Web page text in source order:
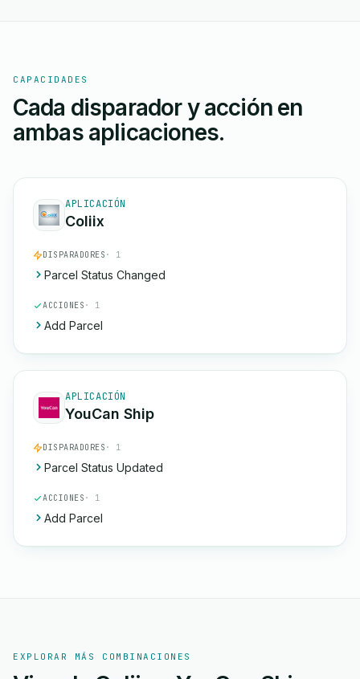
CAPACIDADES
Cada disparador y acción en
ambas aplicaciones.
APLICACIÓN
Coliix
DISPARADORES · 1
Parcel Status Changed
ACCIONES · 1
Add Parcel
APLICACIÓN
YouCan Ship
DISPARADORES · 1
Parcel Status Updated
ACCIONES · 1
Add Parcel
EXPLORAR MÁS COMBINACIONES